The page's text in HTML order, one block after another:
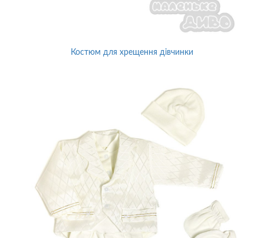
Костюм для хрещення дівчинки